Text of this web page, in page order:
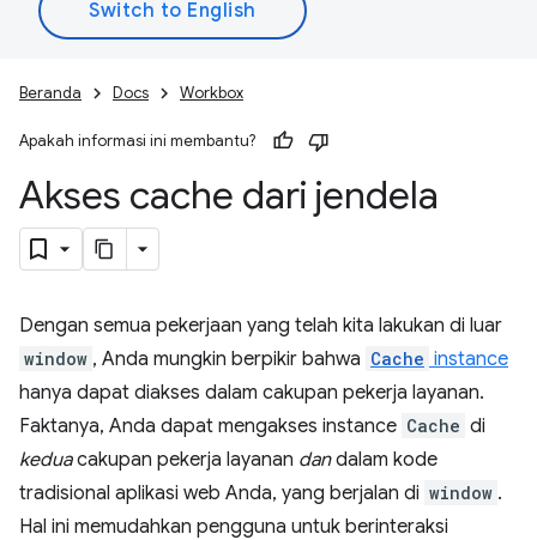
Beranda Docs Workbox
Apakah informasi ini membantu?
Akses cache dari jendela
Dengan semua pekerjaan yang telah kita lakukan di luar
window , Anda mungkin berpikir bahwa Cache instance
hanya dapat diakses dalam cakupan pekerja layanan.
Faktanya, Anda dapat mengakses instance Cache di
keduacakupan pekerja layanan dandalam kode
tradisional aplikasi web Anda, yang berjalan di window .
Hal ini memudahkan pengguna untuk berinteraksi